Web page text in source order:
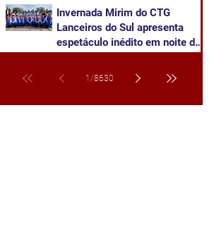
Invernada Mirim do CTG
Lanceiros do Sul apresenta
espetáculo inédito em noite de
1 /8630